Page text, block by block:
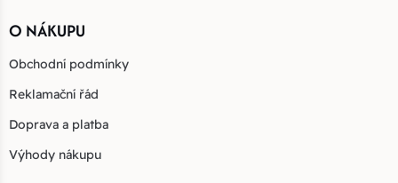
O NÁKUPU
Obchodní podmínky
Reklamační řád
Doprava a platba
Výhody nákupu